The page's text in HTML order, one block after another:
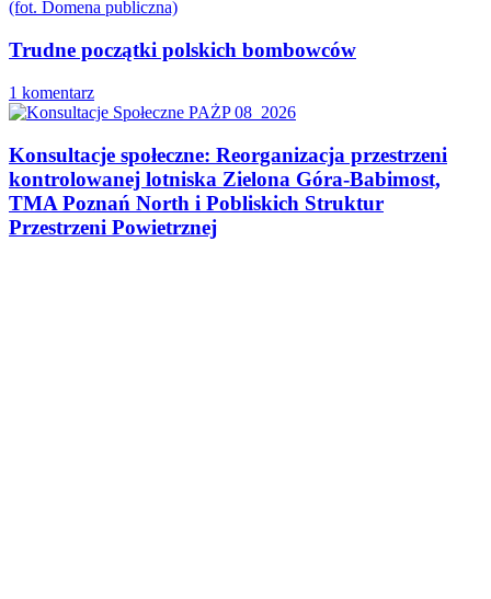
Trudne początki polskich bombowców
1 komentarz
Konsultacje społeczne: Reorganizacja przestrzeni
kontrolowanej lotniska Zielona Góra-Babimost,
TMA Poznań North i Pobliskich Struktur
Przestrzeni Powietrznej